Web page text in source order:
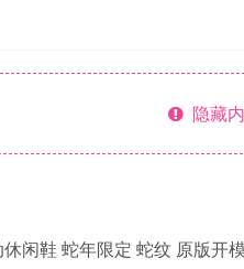
隐藏
闲鞋 蛇年限定 蛇纹 原版